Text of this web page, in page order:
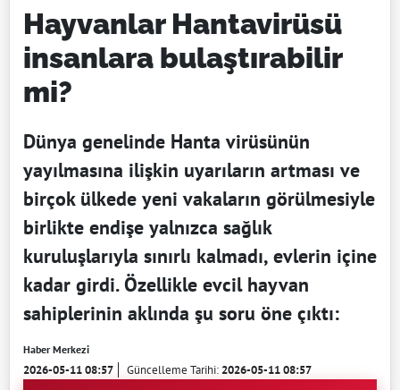
Hayvanlar Hantavirüsü
insanlara bulaştırabilir
mi?
Dünya genelinde Hanta virüsünün
yayılmasına ilişkin uyarıların artması ve
birçok ülkede yeni vakaların görülmesiyle
birlikte endişe yalnızca sağlık
kuruluşlarıyla sınırlı kalmadı, evlerin içine
kadar girdi. Özellikle evcil hayvan
sahiplerinin aklında şu soru öne çıktı:
Haber Merkezi
2026-05-11 08:57 Güncelleme Tarihi:2026-05-11 08:57